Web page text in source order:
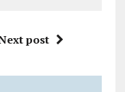
post